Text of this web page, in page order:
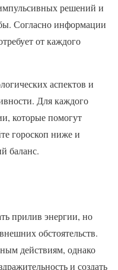
решений и
Согласно информации
от каждого
аспектов и
Для каждого
которые помогут
гороскоп ниже и
баланс.
прилив энергии, но
обстоятельств.
действиям, однако
и создать